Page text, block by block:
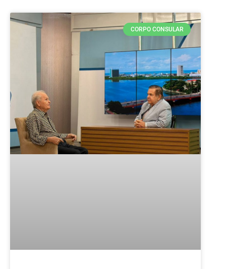
CORPO CONSULAR